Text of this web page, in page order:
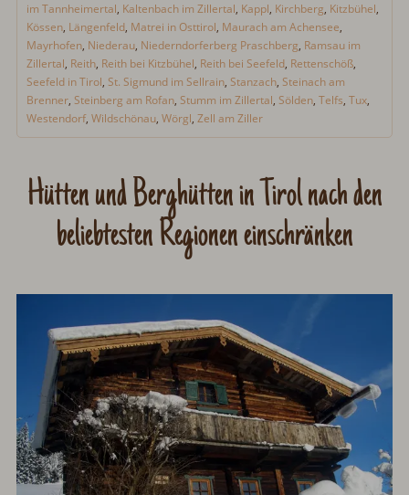
im Tannheimertal, Kaltenbach im Zillertal, Kappl, Kirchberg, Kitzbühel,
Kössen, Längenfeld, Matrei in Osttirol, Maurach am Achensee,
Mayrhofen, Niederau, Niederndorferberg Praschberg, Ramsau im
Zillertal, Reith, Reith bei Kitzbühel, Reith bei Seefeld, Rettenschöß,
Seefeld in Tirol, St. Sigmund im Sellrain, Stanzach, Steinach am
Brenner, Steinberg am Rofan, Stumm im Zillertal, Sölden, Telfs, Tux,
Westendorf, Wildschönau, Wörgl, Zell am Ziller
Hütten und Berghütten in Tirol nach den
beliebtesten Regionen einschränken